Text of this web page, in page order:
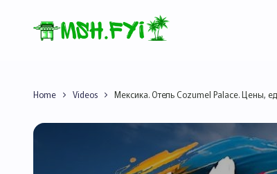
Home Videos Мексика. Отель Cozumel Palace. Цены,